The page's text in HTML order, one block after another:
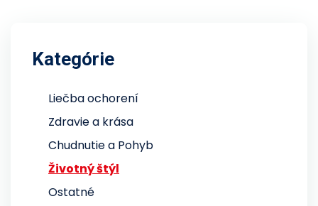
Kategórie
Liečba ochorení
Zdravie a krása
Chudnutie a Pohyb
Životný štýl
Ostatné